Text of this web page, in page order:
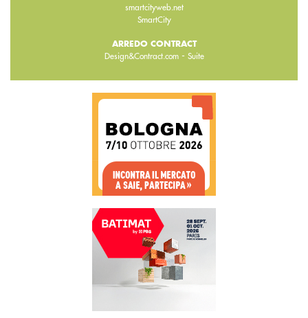
smartcityweb.net
SmartCity
ARREDO CONTRACT
Design&Contract.com- Suite